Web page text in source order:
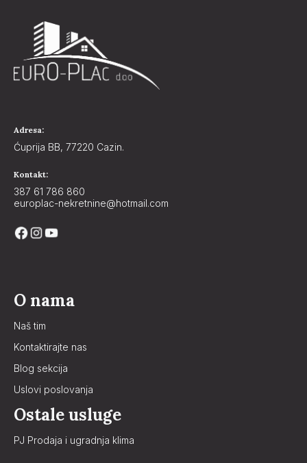
Adresa:
Ćuprija BB, 77220 Cazin.
Kontakt:
387 61 786 860
europlac-nekretnine@hotmail.com
O nama
Naš tim
Kontaktirajte nas
Blog sekcija
Uslovi poslovanja
Ostale usluge
PJ Prodaja i ugradnja klima